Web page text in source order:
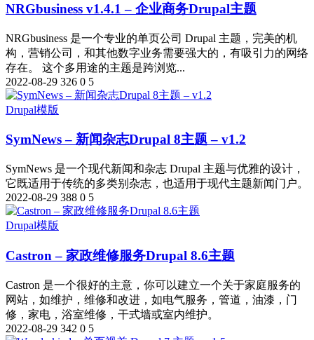
NRGbusiness v1.4.1 – 企业商务Drupal主题
NRGbusiness 是一个专业的单页公司 Drupal 主题，完美的机
构，营销公司，和其他数字业务需要强大的，有吸引力的网络
存在。 这个多用途的主题是跨浏览...
2022-08-29 326 0 5
Drupal模版
SymNews – 新闻杂志Drupal 8主题 – v1.2
SymNews 是一个现代新闻和杂志 Drupal 主题与优雅的设计，
它既适用于传统的多类别杂志，也适用于现代主题新闻门户。
2022-08-29 388 0 5
Drupal模版
Castron – 家政维修服务Drupal 8.6主题
Castron 是一个很好的主意，你可以建立一个关于家庭服务的
网站，如维护，维修和改进，如电气服务，管道，油漆，门
修，家电，浴室维修，干式墙或室内维护。
2022-08-29 342 0 5